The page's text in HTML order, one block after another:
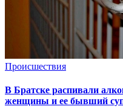
Происшествия
В Братске распивали
женщины и ее бывший